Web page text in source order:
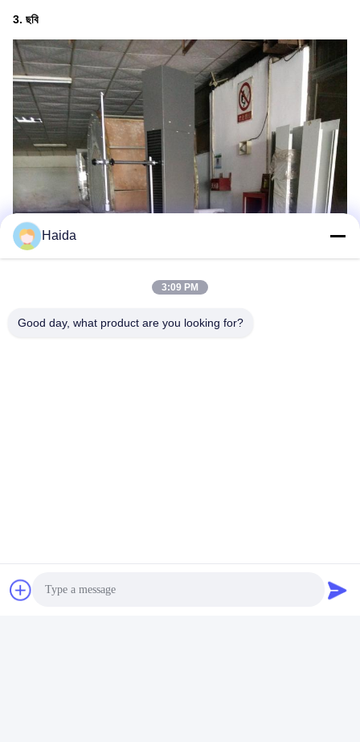
3. ছবি
Packaging Drop Test Equipment
Haida
3:09 PM
Good day, what product are you looking for?